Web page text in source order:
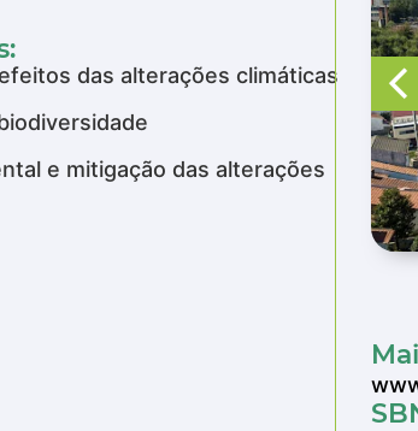
das alterações climáticas
e mitigação das alterações